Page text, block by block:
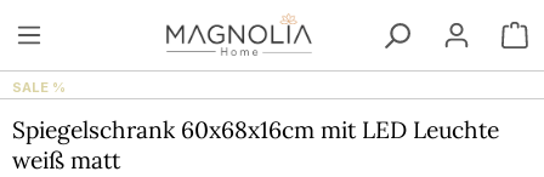
Zum Hauptinhalt springen
SALE %
Spiegelschrank 60x68x16cm mit LED Leuchte
weiß matt